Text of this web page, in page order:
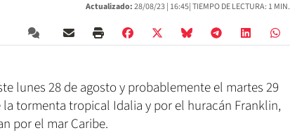
Actualizado:28/08/23 | 16:45| TIEMPO DE LECTURA: 1 MIN.
lunes 28 de agosto y probablemente el martes 29
tormenta tropical Idalia y por el huracán Franklin,
por el mar Caribe.